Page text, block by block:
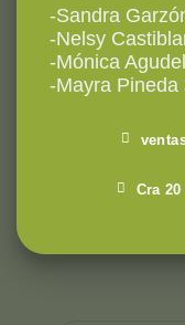
-Sandra
-Nelsy
-Mónica
-Mayra Pineda
Cra